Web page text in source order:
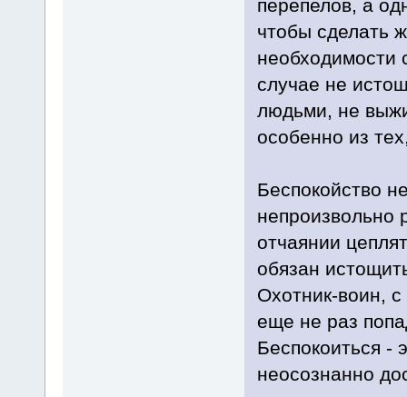
перепелов, а
чтобы сделать
необходимости
случае не
людьми, не
особенно из
Беспокойство
непроизвольно
отчаянии
обязан
Охотник-воин, с
еще не раз
Беспокоиться -
неосознанно